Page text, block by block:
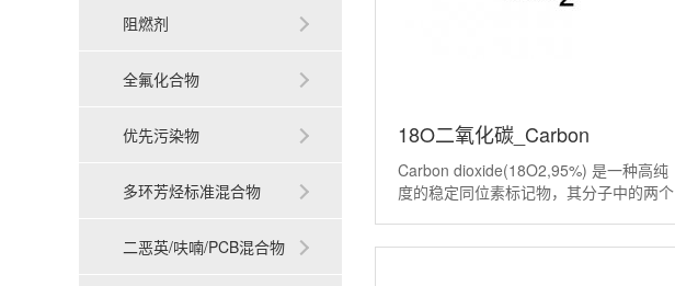
阻燃剂
全氟化合物
优先污染物
多环芳烃标准混合物
二恶英/呋喃/PCB混合物
18O二氧化碳_Carbon
dioxide(18O2,95%)丨18983-82-
9
Carbon dioxide(18O2,95%) 是一种高纯
度的稳定同位素标记物，其分子中的两个